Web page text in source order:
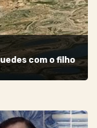
com o filho